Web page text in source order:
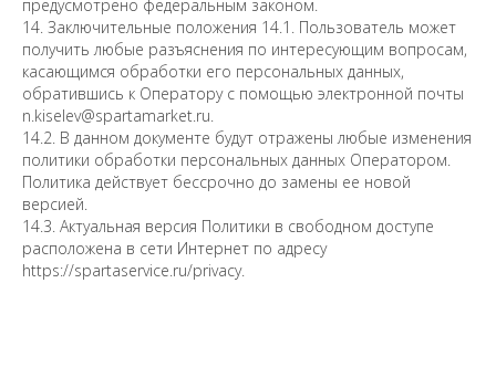
предусмотрено федеральным законом.
14. Заключительные положения 14.1. Пользователь может
получить любые разъяснения по интересующим вопросам,
касающимся обработки его персональных данных,
обратившись к Оператору с помощью электронной почты
n.kiselev@spartamarket.ru.
14.2. В данном документе будут отражены любые изменения
политики обработки персональных данных Оператором.
Политика действует бессрочно до замены ее новой
версией.
14.3. Актуальная версия Политики в свободном доступе
расположена в сети Интернет по адресу
https://spartaservice.ru/privacy.